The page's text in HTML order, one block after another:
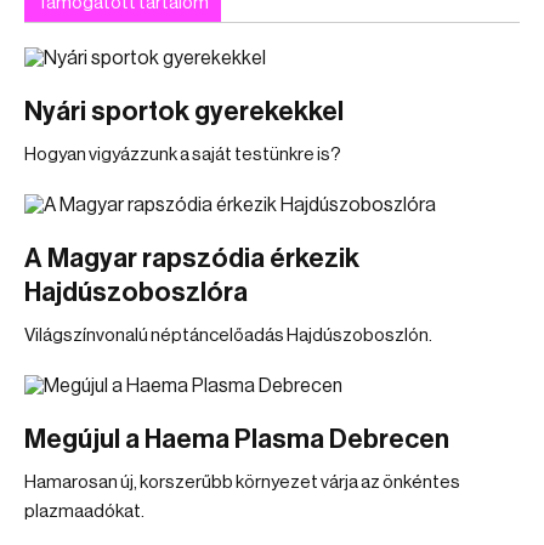
Nyári sportok gyerekekkel
Hogyan vigyázzunk a saját testünkre is?
A Magyar rapszódia érkezik
Hajdúszoboszlóra
Világszínvonalú néptáncelőadás Hajdúszoboszlón.
Megújul a Haema Plasma Debrecen
Hamarosan új, korszerűbb környezet várja az önkéntes
plazmaadókat.